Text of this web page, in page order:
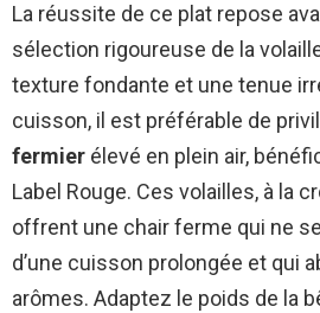
La réussite de ce plat repose
sélection rigoureuse de la
texture fondante et une tenue
cuisson, il est préférable de
fermier élevé en plein air,
Label Rouge. Ces volailles, à la
offrent une chair ferme qui ne
d’une cuisson prolongée et qui
arômes. Adaptez le poids de la